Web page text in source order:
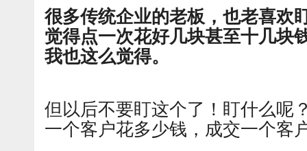
很多传统企业的老板，也老喜欢
觉得点一次花好几块甚至十几块
我也这么觉得。
但以后不要盯这个了！盯什么呢
一个客户花多少钱，成交一个客